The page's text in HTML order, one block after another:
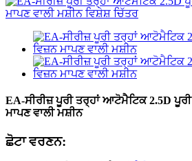
EA-ਸੀਰੀਜ਼ ਪੂਰੀ ਤਰ੍ਹਾਂ ਆਟੋਮੈਟਿਕ 2.5D
ਮਾਪਣ ਵਾਲੀ ਮਸ਼ੀਨ
ਛੋਟਾ ਵਰਣਨ: